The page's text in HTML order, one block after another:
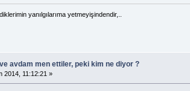
yanılgılarıma yetmeyişindendir,..
avdam men ettiler, peki kim ne diyor ?
2014, 11:12:21 »